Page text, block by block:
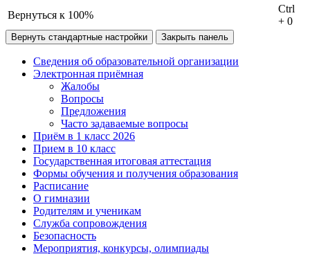
Вернуться к 100%
Ctrl
+ 0
Вернуть стандартные настройки Закрыть панель
Сведения об образовательной организации
Электронная приёмная
Жалобы
Вопросы
Предложения
Часто задаваемые вопросы
Приём в 1 класс 2026
Прием в 10 класс
Государственная итоговая аттестация
Формы обучения и получения образования
Расписание
О гимназии
Родителям и ученикам
Служба сопровождения
Безопасность
Мероприятия, конкурсы, олимпиады